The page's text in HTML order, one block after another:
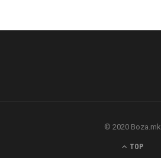
© 2020 Boza.mk
TOP